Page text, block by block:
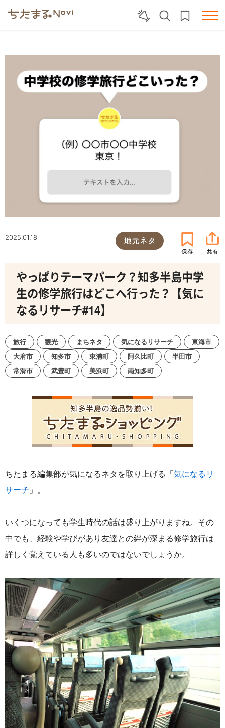
2025.01.18 地元ネタ
やっぱりテーマパーク？知多半島中学
生の修学旅行はどこへ行った？【気に
なるリサーチ#14】
旅行 観光 まちネタ 気になるリサーチ
東海市
大府市
知多市 東浦町 阿久比町
半田市
常滑市
武豊町 美浜町 南知多町
ちたまる編集部が気になるネタを取り上げる「気になるリ
サーチ 」。
いくつになっても学生時代の話は盛り上がりますね。その
中でも、経験や学びがあり友達との絆が深まる修学旅行は
詳しく覚えている人も多いのではないでしょうか。